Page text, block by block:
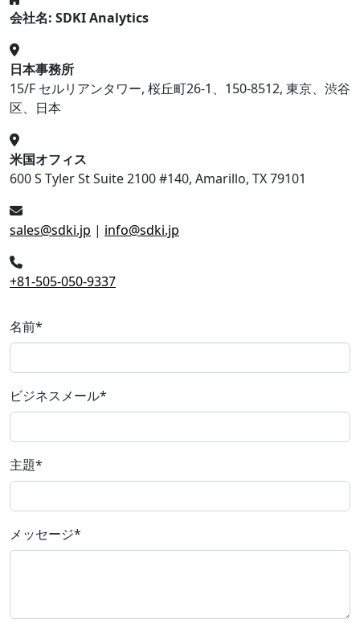
会社名: SDKI Analytics
日本事務所
15/F セルリアンタワー, 桜丘町26-1、150-8512, 東京、渋谷
区、日本
米国オフィス
600 S Tyler St Suite 2100 #140, Amarillo, TX 79101
sales@sdki.jp | info@sdki.jp
+81-505-050-9337
名前*
ビジネスメール*
主題*
メッセージ*